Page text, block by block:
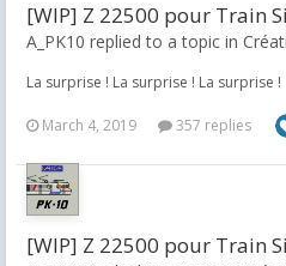
[WIP] Z 22500 pour Train
A_PK10 replied to a topic in
La surprise ! La surprise ! La surprise !
March 4, 2019 357 replies
[WIP] Z 22500 pour Train